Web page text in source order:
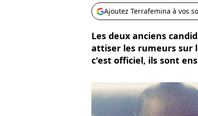
Ajoutez Terrafemina à vos
Les deux anciens
attiser les rumeurs sur
c'est officiel, ils sont